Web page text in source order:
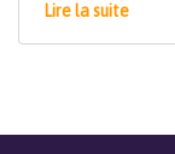
Lire la suite